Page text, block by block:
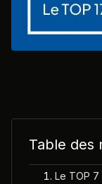
Table des
Le TOP